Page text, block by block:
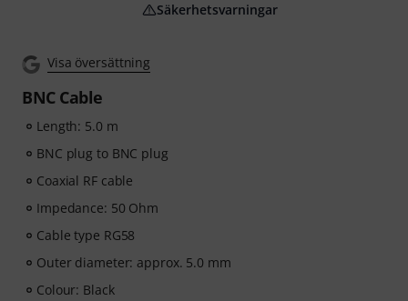
Visa översättning
BNC Cable
Length: 5.0 m
BNC plug to BNC plug
Coaxial RF cable
Impedance: 50 Ohm
Cable type RG58
Outer diameter: approx. 5.0 mm
Colour: Black
Säkerhetsvarningar